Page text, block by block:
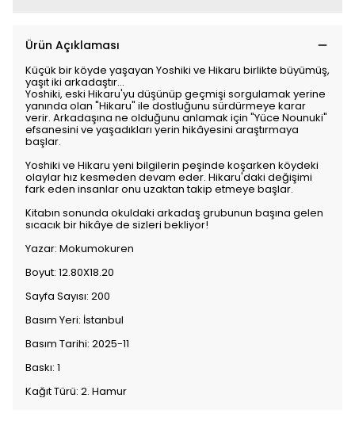
Ürün Açıklaması
Küçük bir köyde yaşayan Yoshiki ve Hikaru birlikte büyümüş,
yaşıt iki arkadaştır…
Yoshiki, eski Hikaru'yu düşünüp geçmişi sorgulamak yerine
yanında olan "Hikaru" ile dostluğunu sürdürmeye karar
verir. Arkadaşına ne olduğunu anlamak için "Yüce Nounuki"
efsanesini ve yaşadıkları yerin hikâyesini araştırmaya
başlar.
Yoshiki ve Hikaru yeni bilgilerin peşinde koşarken köydeki
olaylar hız kesmeden devam eder. Hikaru'daki değişimi
fark eden insanlar onu uzaktan takip etmeye başlar.
Kitabın sonunda okuldaki arkadaş grubunun başına gelen
sıcacık bir hikâye de sizleri bekliyor!
Yazar: Mokumokuren
Boyut: 12.80X18.20
Sayfa Sayısı: 200
Basım Yeri: İstanbul
Basım Tarihi: 2025-11
Baskı: 1
Kağıt Türü: 2. Hamur